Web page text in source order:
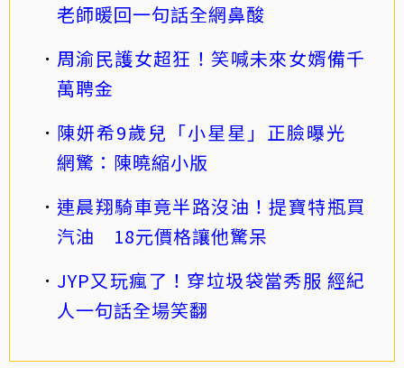
老師暖回一句話全網鼻酸
周渝民護女超狂！笑喊未來女婿備千
萬聘金
陳妍希9歲兒「小星星」正臉曝光
網驚：陳曉縮小版
連晨翔騎車竟半路沒油！提寶特瓶買
汽油 18元價格讓他驚呆
JYP又玩瘋了！穿垃圾袋當秀服 經紀
人一句話全場笑翻